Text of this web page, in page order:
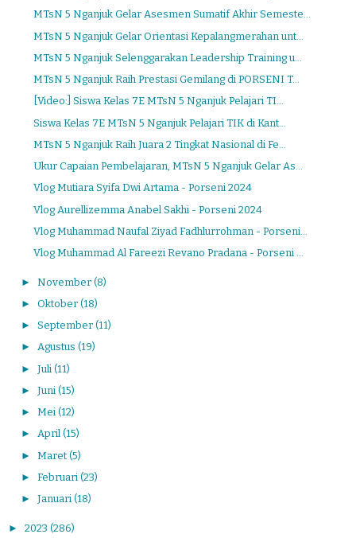
MTsN 5 Nganjuk Gelar Asesmen Sumatif Akhir Semeste...
MTsN 5 Nganjuk Gelar Orientasi Kepalangmerahan unt...
MTsN 5 Nganjuk Selenggarakan Leadership Training u...
MTsN 5 Nganjuk Raih Prestasi Gemilang di PORSENI T...
[Video:] Siswa Kelas 7E MTsN 5 Nganjuk Pelajari TI...
Siswa Kelas 7E MTsN 5 Nganjuk Pelajari TIK di Kant...
MTsN 5 Nganjuk Raih Juara 2 Tingkat Nasional di Fe...
Ukur Capaian Pembelajaran, MTsN 5 Nganjuk Gelar As...
Vlog Mutiara Syifa Dwi Artama - Porseni 2024
Vlog Aurellizemma Anabel Sakhi - Porseni 2024
Vlog Muhammad Naufal Ziyad Fadhlurrohman - Porseni...
Vlog Muhammad Al Fareezi Revano Pradana - Porseni ...
► November (8)
► Oktober (18)
► September (11)
► Agustus (19)
► Juli (11)
► Juni (15)
► Mei (12)
► April (15)
► Maret (5)
► Februari (23)
► Januari (18)
► 2023 (286)